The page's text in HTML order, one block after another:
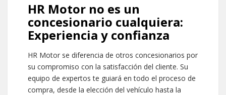
HR Motor no es un
concesionario cualquiera:
Experiencia y confianza
HR Motor se diferencia de otros concesionarios por
su compromiso con la satisfacción del cliente. Su
equipo de expertos te guiará en todo el proceso de
compra, desde la elección del vehículo hasta la